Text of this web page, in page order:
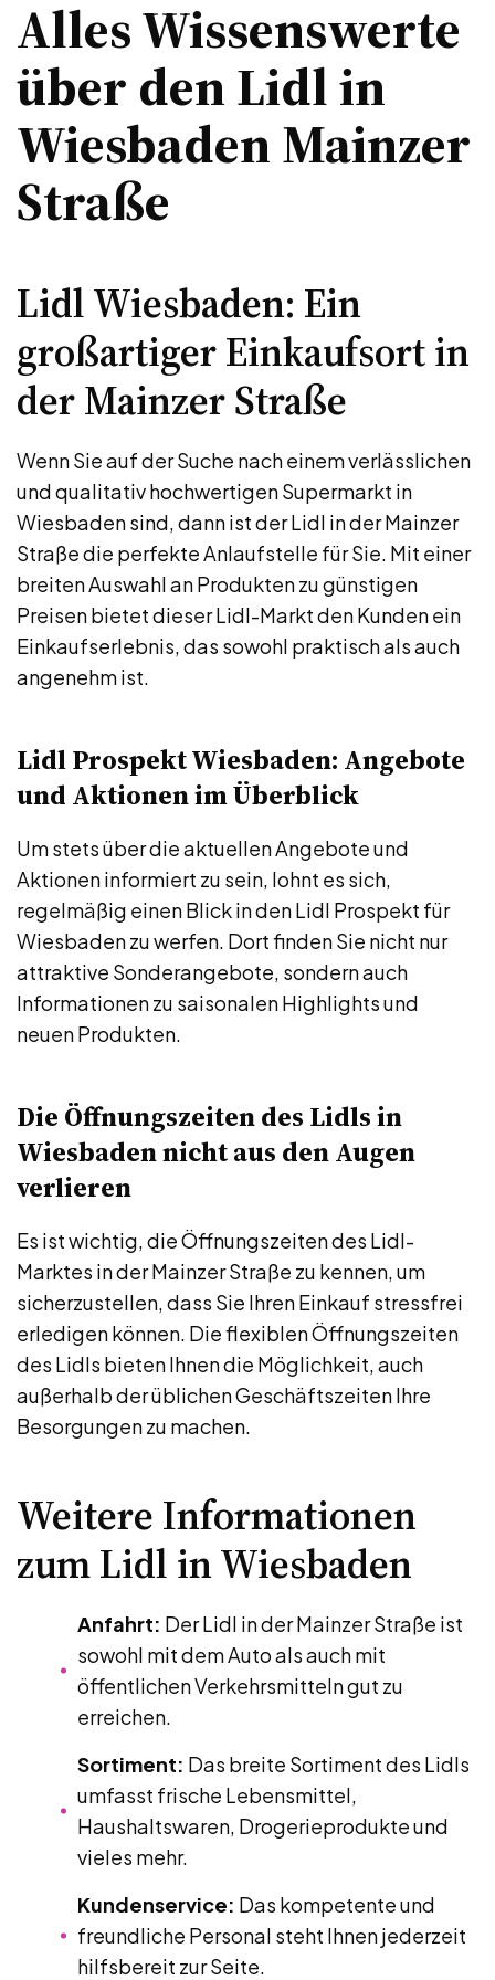
Alles Wissenswerte
über den Lidl in
Wiesbaden Mainzer
Straße
Lidl Wiesbaden: Ein
großartiger Einkaufsort in
der Mainzer Straße
Wenn Sie auf der Suche nach einem verlässlichen
und qualitativ hochwertigen Supermarkt in
Wiesbaden sind, dann ist der Lidl in der Mainzer
Straße die perfekte Anlaufstelle für Sie. Mit einer
breiten Auswahl an Produkten zu günstigen
Preisen bietet dieser Lidl-Markt den Kunden ein
Einkaufserlebnis, das sowohl praktisch als auch
angenehm ist.
Lidl Prospekt Wiesbaden: Angebote
und Aktionen im Überblick
Um stets über die aktuellen Angebote und
Aktionen informiert zu sein, lohnt es sich,
regelmäßig einen Blick in den Lidl Prospekt für
Wiesbaden zu werfen. Dort finden Sie nicht nur
attraktive Sonderangebote, sondern auch
Informationen zu saisonalen Highlights und
neuen Produkten.
Die Öffnungszeiten des Lidls in
Wiesbaden nicht aus den Augen
verlieren
Es ist wichtig, die Öffnungszeiten des Lidl-
Marktes in der Mainzer Straße zu kennen, um
sicherzustellen, dass Sie Ihren Einkauf stressfrei
erledigen können. Die flexiblen Öffnungszeiten
des Lidls bieten Ihnen die Möglichkeit, auch
außerhalb der üblichen Geschäftszeiten Ihre
Besorgungen zu machen.
Weitere Informationen
zum Lidl in Wiesbaden
Anfahrt: Der Lidl in der Mainzer Straße ist
sowohl mit dem Auto als auch mit
öffentlichen Verkehrsmitteln gut zu
erreichen.
Sortiment: Das breite Sortiment des Lidls
umfasst frische Lebensmittel,
Haushaltswaren, Drogerieprodukte und
vieles mehr.
Kundenservice: Das kompetente und
freundliche Personal steht Ihnen jederzeit
hilfsbereit zur Seite.